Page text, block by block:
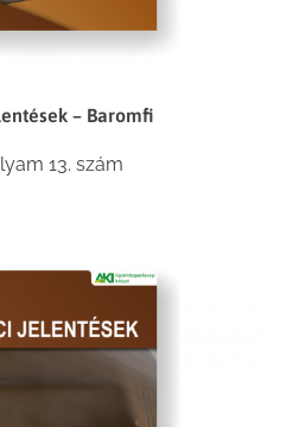
– Baromfi
13. szám